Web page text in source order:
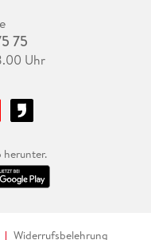
75
Uhr
herunter.
Widerrufsbelehrung